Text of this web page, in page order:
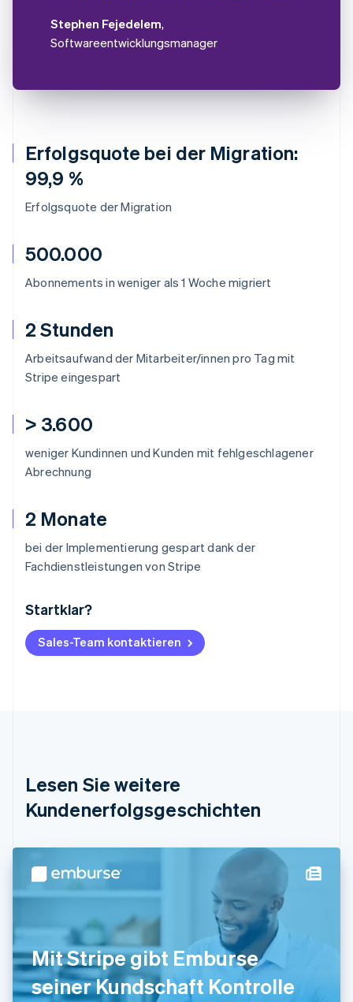
Erfolgsquote bei der Migration:
99,9 %
Erfolgsquote der Migration
500.000
Abonnements in weniger als 1 Woche migriert
2 Stunden
Arbeitsaufwand der Mitarbeiter/innen pro Tag mit
Stripe eingespart
> 3.600
weniger Kundinnen und Kunden mit fehlgeschlagener
Abrechnung
2 Monate
bei der Implementierung gespart dank der
Fachdienstleistungen von Stripe
Startklar?
Sales-Team kontaktieren
Stephen Fejedelem,
Softwareentwicklungsmanager
Lesen Sie weitere
Kundenerfolgsgeschichten
Mit Stripe gibt Emburse
seiner Kundschaft Kontrolle
Australien
Belgien
NederlandsFrançaisDeutschEnglish
DeutschEnglish
English
简体中文English
EnglishSvenska
Frankreich
Gibraltar
Griechenland
English
Indien